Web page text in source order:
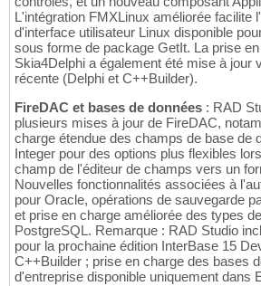
L'intégration FMXLinux améliorée facilite
d'interface utilisateur Linux disponible
sous forme de package GetIt. La prise
Skia4Delphi a également été mise à jour
récente (Delphi et C++Builder).
FireDAC et bases de données : RAD
plusieurs mises à jour de FireDAC,
charge étendue des champs de base de
Integer pour des options plus flexibles
champ de l'éditeur de champs vers un
Nouvelles fonctionnalités associées à
pour Oracle, opérations de sauvegarde
et prise en charge améliorée des types
PostgreSQL. Remarque : RAD Studio
pour la prochaine édition InterBase 15
C++Builder ; prise en charge des bases
d'entreprise disponible uniquement dans